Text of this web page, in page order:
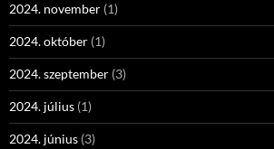
2024. november (1)
2024. október (1)
2024. szeptember (3)
2024. július (1)
2024. június (3)